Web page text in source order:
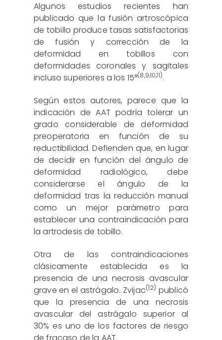
Algunos estudios recientes han
publicado que la fusión artroscópica
de tobillo produce tasas satisfactorias
de fusión y corrección de la
deformidad en tobillos con
deformidades coronales y sagitales
incluso superiores a los 15°(8,9,10,11).
Según estos autores, parece que la
indicación de AAT podría tolerar un
grado considerable de deformidad
preoperatoria en función de su
reductibilidad. Defienden que, en lugar
de decidir en función del ángulo de
deformidad radiológico, debe
considerarse el ángulo de la
deformidad tras la reducción manual
como un mejor parámetro para
establecer una contraindicación para
la artrodesis de tobillo.
Otra de las contraindicaciones
clásicamente establecida es la
presencia de una necrosis avascular
grave en el astrágalo. Zvijac(12) publicó
que la presencia de una necrosis
avascular del astrágalo superior al
30% es uno de los factores de riesgo